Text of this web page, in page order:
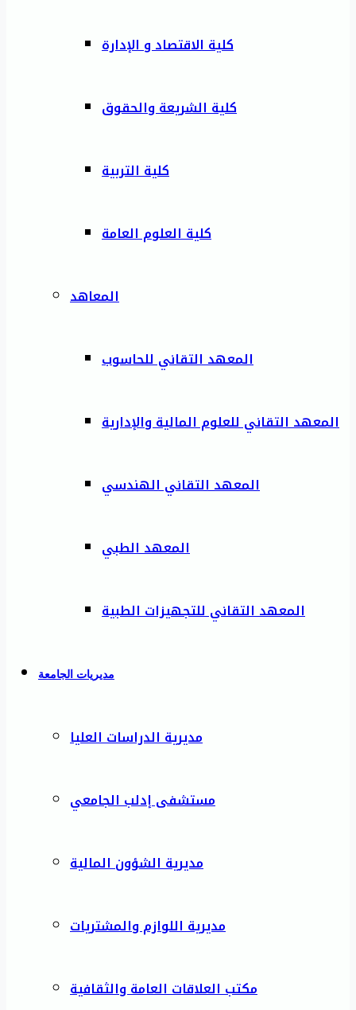
كلية الاقتصاد و الإدارة
كلية الشريعة والحقوق
كلية التربية
كلية العلوم العامة
المعاهد
المعهد التقاني للحاسوب
المعهد التقاني للعلوم المالية والإدارية
المعهد التقاني الهندسي
المعهد الطبي
المعهد التقاني للتجهيزات الطبية
مديريات الجامعة
مديرية الدراسات العليا
مستشفى إدلب الجامعي
مديرية الشؤون المالية
مديرية اللوازم والمشتريات
مكتب العلاقات العامة والثقافية